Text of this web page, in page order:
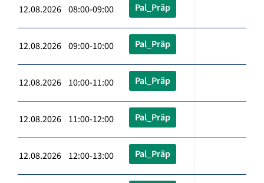
12.08.2026 08:00-09:00 Pal_Präp
12.08.2026 09:00-10:00 Pal_Präp
12.08.2026 10:00-11:00 Pal_Präp
12.08.2026 11:00-12:00 Pal_Präp
12.08.2026 12:00-13:00 Pal_Präp